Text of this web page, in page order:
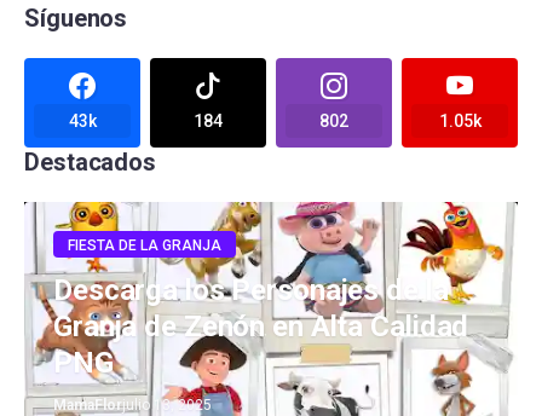
Síguenos
43k 184 802 1.05k
Destacados
FIESTA DE LA GRANJA
Descarga los Personajes de la
Granja de Zenón en Alta Calidad
PNG
MamaFlorjulio 13, 2025